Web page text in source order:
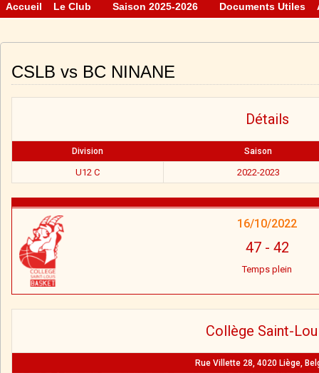
Accueil Le Club Saison 2025-2026 Documents Utiles
CSLB vs BC NINANE
Détails
Division Saison
U12 C 2022-2023
16/10/2022
47- 42
Temps plein
Collège Saint-
Rue Villette 28, 4020 Liège,